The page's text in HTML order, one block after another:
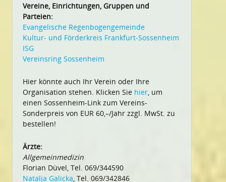
Vereine, Einrichtungen, Gruppen und
Parteien:
Evangelische Regenbogengemeinde
Kultur- und Förderkreis Frankfurt-Sossenheim
ISG
Vereinsring Sossenheim
Hier könnte auch Ihr Verein oder Ihre
Organisation stehen. Klicken Sie hier, um
einen Sossenheim-Link zum Vereins-
Sonderpreis von EUR 60,–/Jahr zzgl. MwSt. zu
bestellen!
Ärzte:
Allgemeinmedizin
Florian Düvel, Tel. 069/344590
Natalja Galicka, Tel. 069/342846